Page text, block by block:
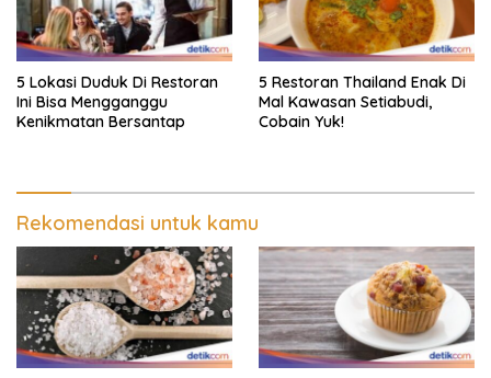
5 Lokasi Duduk Di Restoran
Ini Bisa Mengganggu
Kenikmatan Bersantap
5 Restoran Thailand Enak Di
Mal Kawasan Setiabudi,
Cobain Yuk!
Rekomendasi untuk kamu